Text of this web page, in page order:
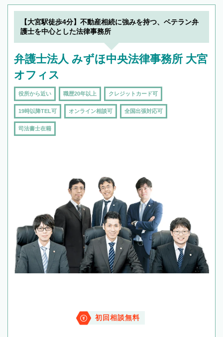
【大宮駅徒歩4分】不動産相続に強みを持つ、ベテラン弁
護士を中心とした法律事務所
弁護士法人 みずほ中央法律事務所 大宮
オフィス
役所から近い 職歴20年以上 クレジットカード可
19時以降TEL可 オンライン相談可 全国出張対応可
司法書士在籍
初回相談無料